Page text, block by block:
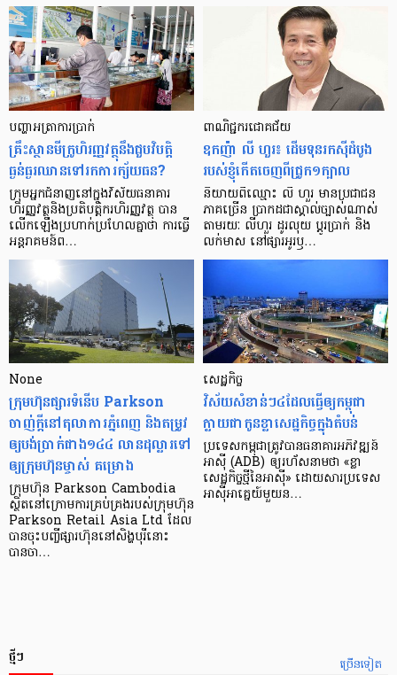
បញ្ហា​អត្រា​ការប្រាក់
គ្រឹះស្ថាន​មីក្រូ​ហិរញ្ញវត្ថុ​នឹង​ជួប​វិបត្តិ​
ធ្ងន់ធ្ងរ​ឈាន​ទៅ​រក​ការ​ក្ស័យធន?
ក្រុម​អ្នក​ជំនាញ​នៅ​ក្នុង​វិស័យ​ធនាគារ
ហិរញ្ញវត្ថុ​និង​ប្រតិបត្តិករ​ហិរញ្ញ​វត្ថុ បាន​​
លើក​ឡើង​ប្រហាក់​ប្រហែល​គ្នា​ថា ការ​ធ្វើ​
អន្តរាគមន៍​ព…
ពាណិជ្ជករជោគជ័យ
ឧកញ៉ា លី ហួរ៖ ដើមទុនរកស៊ីដំបូង
របស់ខ្ញុំកើតចេញពីជ្រូក១ក្បាល
និយាយ​ពី​ឈ្មោះ លី ហួរ មាន​ប្រជាជន​
ភាគ​ច្រើន ប្រាកដ​ជា​ស្គាល់​ច្បាស់​ណាស់
តាមរយៈ លីហួរ ដូរ​លុយ ប្តូរ​បា្រក់ និង​
លក់​មាស នៅ​ផ្សារ​អូរ​ឫ…
None
ក្រុមហ៊ុនផ្សារទំនើប Parkson
ចាញ់ក្ដីនៅតុលាការភ្នំពេញ និងតម្រូវ
ឲ្យបង់ប្រាក់ជាង១៤៤ លានដុល្លារទៅ
ឲ្យក្រុមហ៊ុនម្ចាស់ គម្រោង
ក្រុមហ៊ុន Parkson Cambodia
ស្ថិតនៅក្រោមការគ្រប់គ្រងរបស់ក្រុមហ៊ុន
Parkson Retail Asia Ltd ដែល
បានចុះបញ្ចីផ្សារហ៊ុននៅសិង្ហបុរីនោះ
បានចា…
សេដ្ឋកិច្ច​
វិស័យ​សំខាន់ៗ​៤​ដែល​ធ្វើ​ឲ្យ​កម្ពុជា​
ក្លាយ​ជា​កូន​ខ្លា​សេដ្ឋកិច្ច​ក្នុង​តំបន់
ប្រទេស​កម្ពុជា​ត្រូវ​បាន​ធនាគារ​អភិវឌ្ឍន៍​
អាស៊ី (ADB) ឲ្យ​រហ័ស​នាមថា «ខ្លា​
សេដ្ឋកិច្ច​ថ្មី​នៃ​អាស៊ី» ដោយសារ​ប្រទេស​
អាស៊ី​អាគ្នេយ៍​មួយ​ន…
ច្រើនទៀត
ថ្មីៗ